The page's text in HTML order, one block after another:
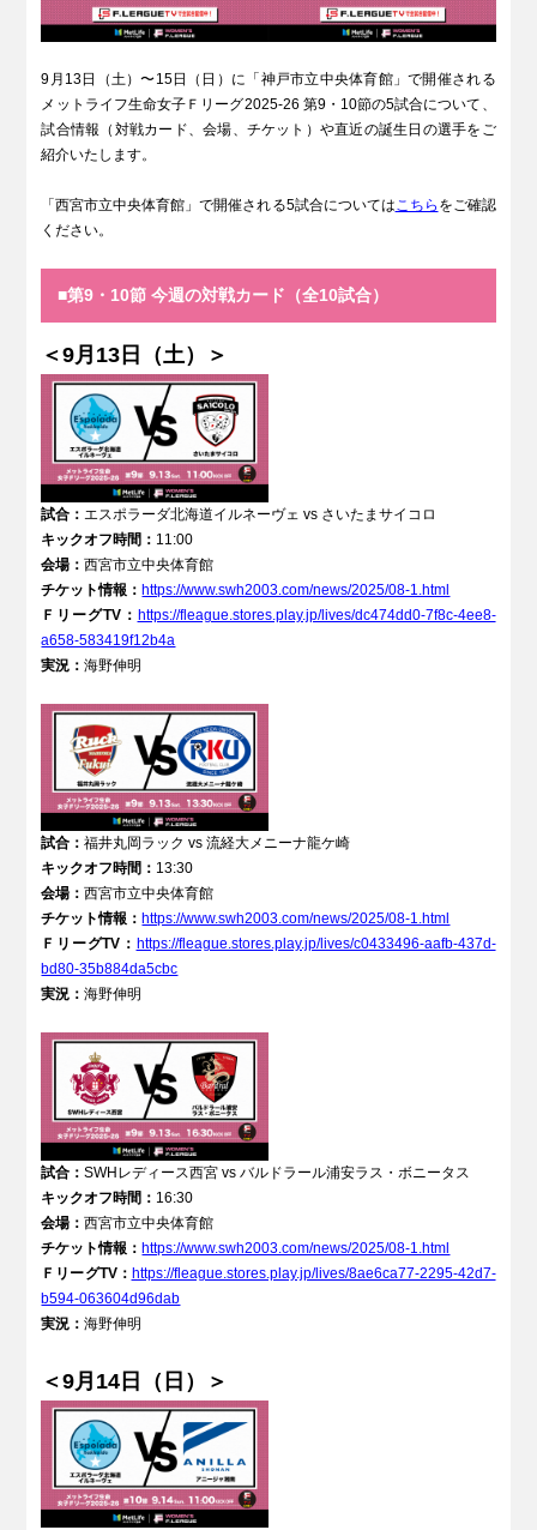
9月13日（土）〜15日（日）に「神戸市立中央体育館」で開催される
メットライフ生命女子Ｆリーグ2025-26 第9・10節の5試合について、
試合情報（対戦カード、会場、チケット）や直近の誕生日の選手をご
紹介いたします。
「西宮市立中央体育館」で開催される5試合については こちら をご確認
ください。
■第9・10節 今週の対戦カード（全10試合）
＜9月13日（土）＞
試合： エスポラーダ北海道イルネーヴェ vs さいたまサイコロ
キックオフ時間： 11:00
会場：⻄宮市⽴中央体育館
チケット情報：https://www.swh2003.com/news/2025/08-1.html
ＦリーグTV： https://fleague.stores.play.jp/lives/dc474dd0-7f8c-4ee8-
a658-583419f12b4a
実況：海野伸明
試合：福井丸岡ラック vs 流経大メニーナ龍ケ崎
キックオフ時間： 13:30
会場：⻄宮市⽴中央体育館
チケット情報： https://www.swh2003.com/news/2025/08-1.html
ＦリーグTV： https://fleague.stores.play.jp/lives/c0433496-aafb-437d-
bd80-35b884da5cbc
実況：海野伸明
試合：SWHレディース西宮 vs バルドラール浦安ラス・ボニータス
キックオフ時間： 16:30
会場：⻄宮市⽴中央体育館
チケット情報：https://www.swh2003.com/news/2025/08-1.html
ＦリーグTV： https://fleague.stores.play.jp/lives/8ae6ca77-2295-42d7-
b594-063604d96dab
実況：海野伸明
＜9月14日（日）＞